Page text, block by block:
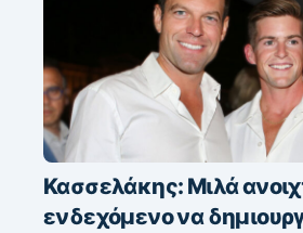
Κασσελάκης: Μιλά
ενδεχόμενο να